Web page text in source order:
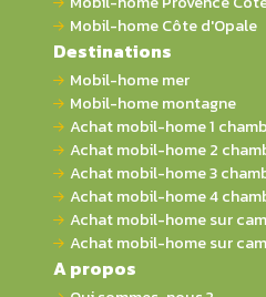
Mobil-home Côte d'Opale
Destinations
Mobil-home mer
Mobil-home montagne
Achat mobil-home 1
Achat mobil-home 2
Achat mobil-home 3
Achat mobil-home 4
Achat mobil-home sur
Achat mobil-home sur
A propos